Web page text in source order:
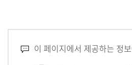
이 페이지에서 제공하는 정